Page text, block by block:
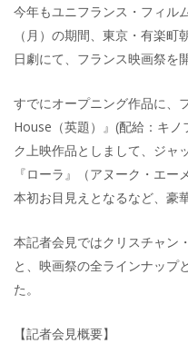
今年もユニフランス・フィル
（月）の期間、東京・有楽
日劇にて、フランス映画祭を
すでにオープニング作品に、
House（英題）』(配給：キ
ク上映作品としまして、ジャ
『ローラ』（アヌーク・エ
本初お目見えとなるなど、豪
本記者会見ではクリスチャン
と、映画祭の全ラインナップ
た。
【記者会見概要】